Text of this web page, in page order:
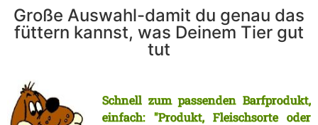
Große Auswahl-damit du genau das
füttern kannst, was Deinem Tier gut
tut
Schnell zum passenden Barfprodukt,
einfach: "Produkt, Fleischsorte oder